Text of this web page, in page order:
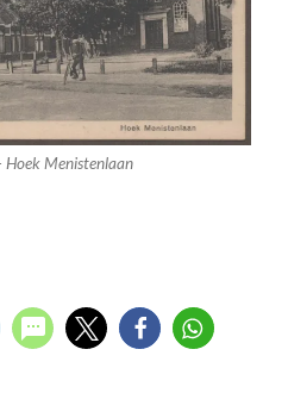
Hoek Menistenlaan